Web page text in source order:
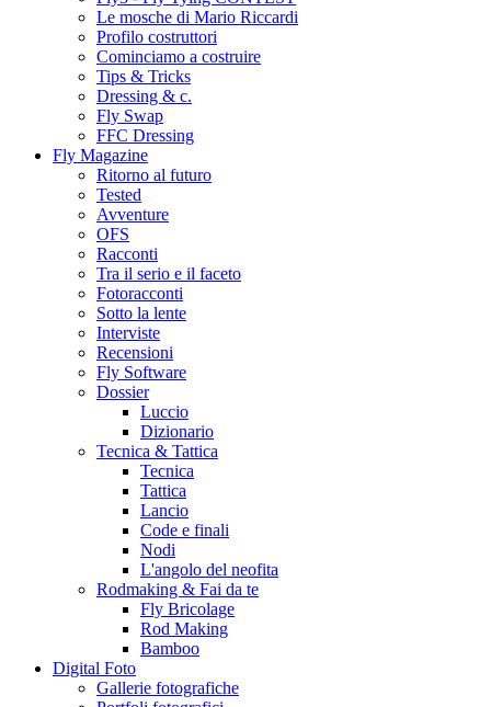
Le mosche di Mario Riccardi
Profilo costruttori
Cominciamo a costruire
Tips & Tricks
Dressing & c.
Fly Swap
FFC Dressing
Fly Magazine
Ritorno al futuro
Tested
Avventure
OFS
Racconti
Tra il serio e il faceto
Fotoracconti
Sotto la lente
Interviste
Recensioni
Fly Software
Dossier
Luccio
Dizionario
Tecnica & Tattica
Tecnica
Tattica
Lancio
Code e finali
Nodi
L'angolo del neofita
Rodmaking & Fai da te
Fly Bricolage
Rod Making
Bamboo
Digital Foto
Gallerie fotografiche